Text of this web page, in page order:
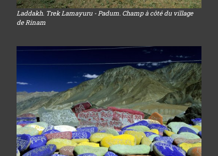
Laddakh. Trek Lamayuru - Padum. Champ à côté du village
de Rinam